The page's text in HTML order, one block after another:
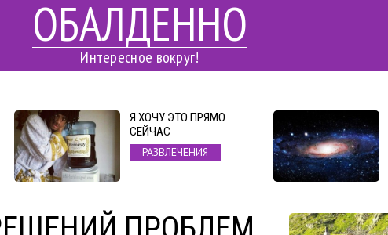
ОБАЛДЕННО
Интересное вокруг!
Я ХОЧУ ЭТО ПРЯМО
СЕЙЧАС
РАЗВЛЕЧЕНИЯ